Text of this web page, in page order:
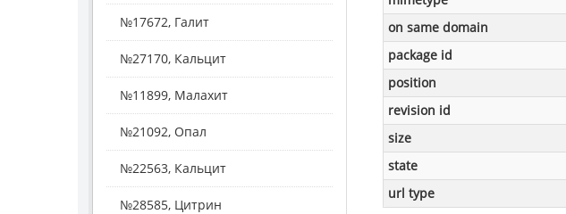
on same domain
package id
position
revision id
size
state
url type
№17672, Галит
№27170, Кальцит
№11899, Малахит
№21092, Опал
№22563, Кальцит
№28585, Цитрин